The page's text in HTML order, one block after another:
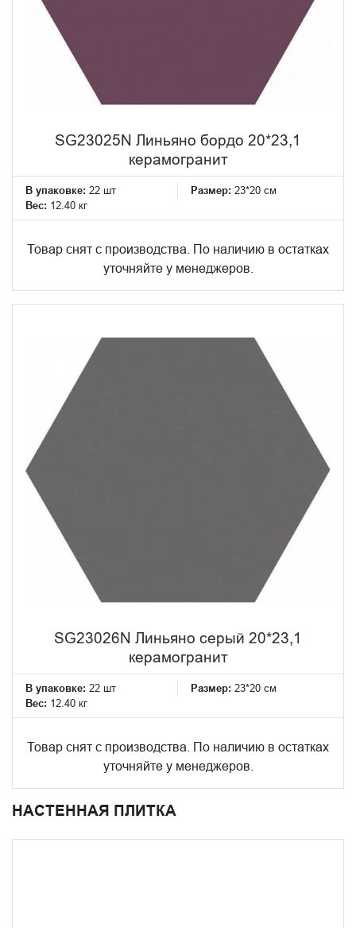
SG23025N Линьяно бордо 20*23,1
керамогранит
В упаковке: 22 шт Размер: 23*20 см
Вес: 12.40 кг
Товар снят с производства. По наличию в остатках
уточняйте у менеджеров.
SG23026N Линьяно серый 20*23,1
керамогранит
В упаковке: 22 шт Размер: 23*20 см
Вес: 12.40 кг
Товар снят с производства. По наличию в остатках
уточняйте у менеджеров.
НАСТЕННАЯ ПЛИТКА